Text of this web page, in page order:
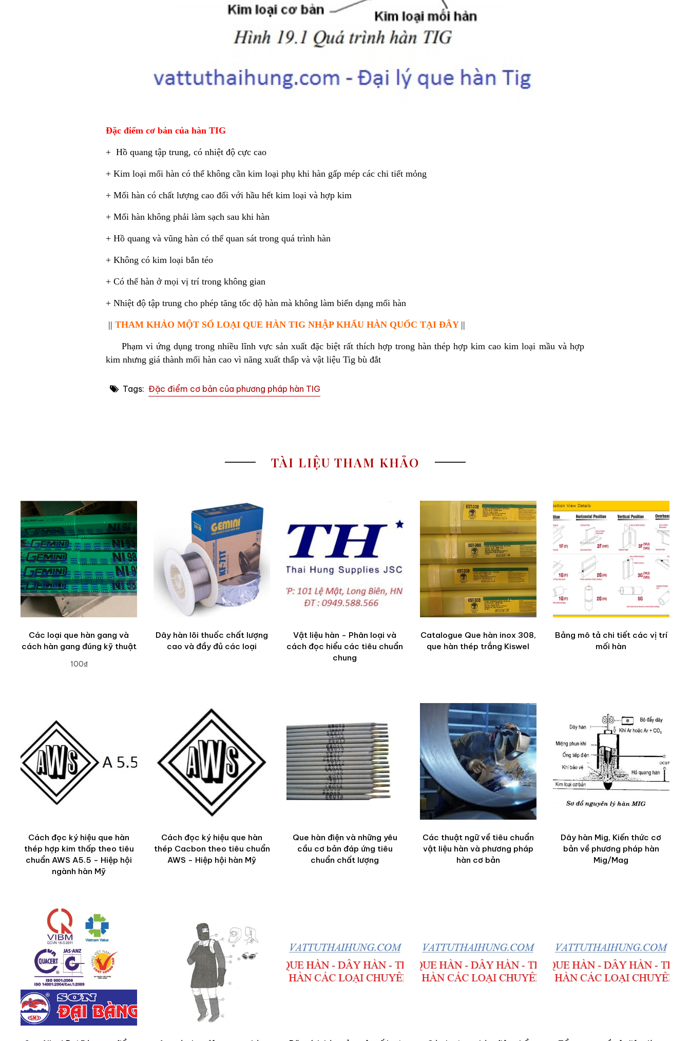
Đặc điểm cơ bản của hàn TIG
+ Hồ quang tập trung, có nhiệt độ cực cao
+ Kim loại mối hàn có thể không cần kim loại phụ khi hàn gấp mép các chi tiết mỏng
+ Mối hàn có chất lượng cao đối với hầu hết kim loại và hợp kim
+ Mối hàn không phải làm sạch sau khi hàn
+ Hồ quang và vũng hàn có thể quan sát trong quá trình hàn
+ Không có kim loại bắn téo
+ Có thể hàn ở mọi vị trí trong không gian
+ Nhiệt độ tập trung cho phép tăng tốc dộ hàn mà không làm biến dạng mối hàn
||THAM KHẢO MỘT SỐ LOẠI QUE HÀN TIG NHẬP KHẨU HÀN QUỐC TẠI ĐÂY ||
Phạm vi ứng dụng trong nhiều lĩnh vực sản xuất đặc biệt rất thích hợp trong hàn thép hợp kim cao kim loại mầu và hợp
kim nhưng giá thành mối hàn cao vì năng xuất thấp và vật liệu Tig bù đắt
Tags: Đặc điểm cơ bản của phương pháp hàn TIG
TÀI LIỆU THAM KHẢO
Các loại que hàn gang và
cách hàn gang đúng kỹ thuật
100₫
Dây hàn lõi thuốc chất lượng
cao và đầy đủ các loại
Vật liệu hàn - Phân loại và
cách đọc hiểu các tiêu chuẩn
chung
Catalogue Que hàn inox 308,
que hàn thép trắng Kiswel
Bảng mô tả chi tiết các vị trí
mối hàn
Cách đọc ký hiệu que hàn
thép hợp kim thấp theo tiêu
chuẩn AWS A5.5 - Hiệp hội
ngành hàn Mỹ
Cách đọc ký hiệu que hàn
thép Cacbon theo tiêu chuẩn
AWS - Hiệp hội hàn Mỹ
Que hàn điện và những yêu
cầu cơ bản đáp ứng tiêu
chuẩn chất lượng
Các thuật ngữ về tiêu chuẩn
vật liệu hàn và phương pháp
hàn cơ bản
Dây hàn Mig, Kiến thức cơ
bản về phương pháp hàn
Mig/Mag